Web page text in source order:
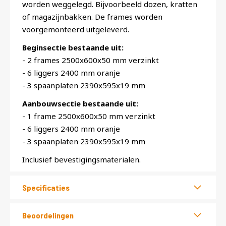
worden weggelegd. Bijvoorbeeld dozen, kratten
of magazijnbakken. De frames worden
voorgemonteerd uitgeleverd.
Beginsectie bestaande uit:
- 2 frames 2500x600x50 mm verzinkt
- 6 liggers 2400 mm oranje
- 3 spaanplaten 2390x595x19 mm
Aanbouwsectie bestaande uit:
- 1 frame 2500x600x50 mm verzinkt
- 6 liggers 2400 mm oranje
- 3 spaanplaten 2390x595x19 mm
Inclusief bevestigingsmaterialen.
Specificaties
Beoordelingen